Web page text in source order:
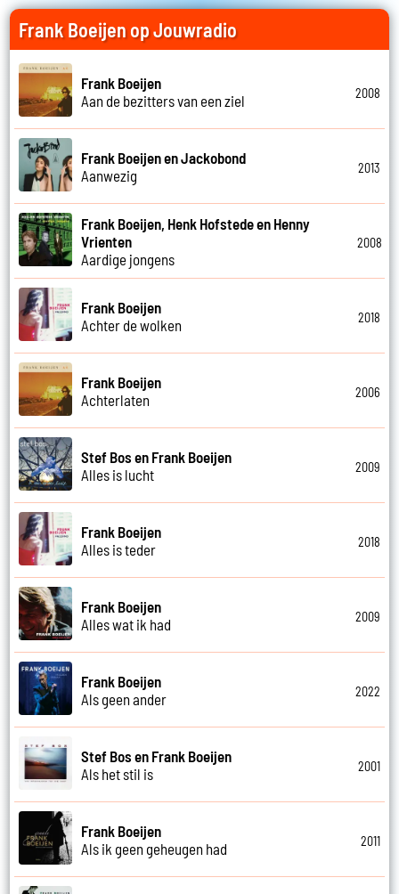
Frank Boeijen op Jouwradio
Frank Boeijen
Aan de bezitters van een ziel
2008
Frank Boeijen en Jackobond
Aanwezig
2013
Frank Boeijen, Henk Hofstede en Henny
Vrienten
Aardige jongens
2008
Frank Boeijen
Achter de wolken
2018
Frank Boeijen
Achterlaten
2006
Stef Bos en Frank Boeijen
Alles is lucht
2009
Frank Boeijen
Alles is teder
2018
Frank Boeijen
Alles wat ik had
2009
Frank Boeijen
Als geen ander
2022
Stef Bos en Frank Boeijen
Als het stil is
2001
Frank Boeijen
Als ik geen geheugen had
2011